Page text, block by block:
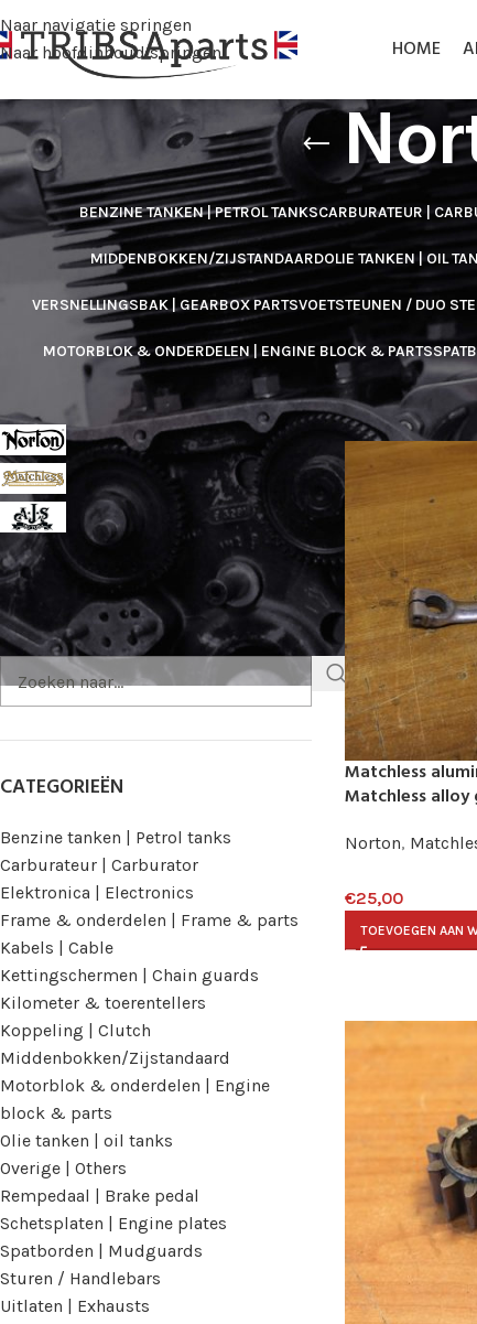
Naar navigatie springen
Naar hoofdinhoud springen
HOME
BENZINE TANKEN | PETROL TANKSCARBURATEUR |
MIDDENBOKKEN/ZIJSTANDAARDOLIE TANKEN | OIL
VERSNELLINGSBAK | GEARBOX PARTSVOETSTEUNEN / DUO
MOTORBLOK & ONDERDELEN | ENGINE BLOCK & PARTS
FILTER OP MERK
Norton
AJS
ZOEK HET ONDERDEEL
CATEGORIEËN
Benzine tanken | Petrol tanks
Carburateur | Carburator
Elektronica | Electronics
Frame & onderdelen | Frame & parts
Kabels | Cable
Kettingschermen | Chain guards
Kilometer & toerentellers
Koppeling | Clutch
Middenbokken/Zijstandaard
Motorblok & onderdelen | Engine
block & parts
Olie tanken | oil tanks
Overige | Others
Rempedaal | Brake pedal
Schetsplaten | Engine plates
Spatborden | Mudguards
Sturen / Handlebars
Uitlaten | Exhausts
Home
Matchless
Matchless
Norton,
€25,00
TOEVOEGEN AAN